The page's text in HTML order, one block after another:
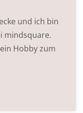
und ich bin
mindsquare.
Hobby zum